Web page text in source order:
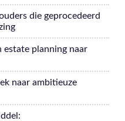
die geprocedeerd
estate planning naar
naar ambitieuze